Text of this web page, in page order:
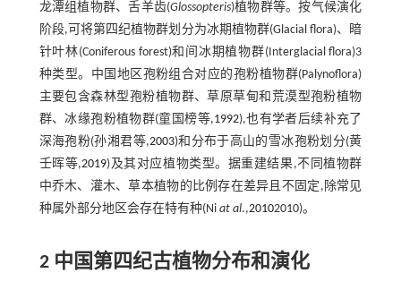
龙潭组植物群、舌羊齿(Glossopteris)植物群等。按气候演化
阶段,可将第四纪植物群划分为冰期植物群(Glacial flora)、暗
针叶林(Coniferous forest)和间冰期植物群(Interglacial flora)3
种类型。中国地区孢粉组合对应的孢粉植物群(Palynoflora)
主要包含森林型孢粉植物群、草原草甸和荒漠型孢粉植物
群、冰缘孢粉植物群(童国榜等,1992),也有学者后续补充了
深海孢粉(孙湘君等,2003)和分布于高山的雪冰孢粉划分(黄
壬晖等,2019)及其对应植物类型。据重建结果,不同植物群
中乔木、灌木、草本植物的比例存在差异且不固定,除常见
种属外部分地区会存在特有种(Ni at al.,20102010)。
2 中国第四纪古植物分布和演化